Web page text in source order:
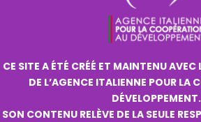
CE SITE A ÉTÉ CRÉÉ ET MAINTENU
DE L’AGENCE ITALIENNE POUR LA
DÉVELOPPEMENT.
SON CONTENU RELÈVE DE LA SEULE